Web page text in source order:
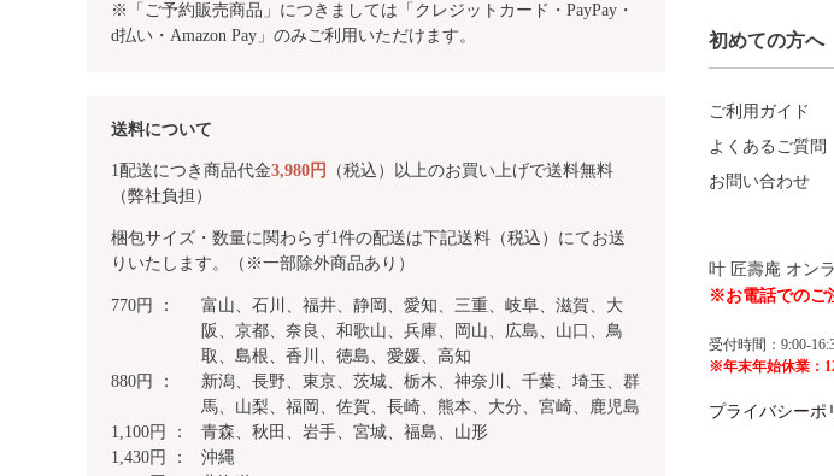
※「ご予約販売商品」につきましては「クレジットカード・PayPay・
d払い・Amazon Pay」のみご利用いただけます。
送料について
1配送につき商品代金3,980円
（税込）以上のお買い上げで送料無料
（弊社負担）
梱包サイズ・数量に関わらず1件の配送は下記送料（税込）にてお送
りいたします。（※一部除外商品あり）
770円 ：
富山、石川、福井、静岡、愛知、三重、岐阜、滋賀、大
阪、京都、奈良、和歌山、兵庫、岡山、広島、山口、鳥
取、島根、香川、徳島、愛媛、高知
880円 ：
新潟、長野、東京、茨城、栃木、神奈川、千葉、埼玉、群
馬、山梨、福岡、佐賀、長崎、熊本、大分、宮崎、鹿児島
1,100円 ：
青森、秋田、岩手、宮城、福島、山形
1,430円 ：
沖縄
初めての方へ
ご利用ガイド
よくあるご質問
お問い合わせ
叶 匠壽庵 オン
※お電話でのご
受付時間：9:00-
※年末年始休業：
プライバシーポ